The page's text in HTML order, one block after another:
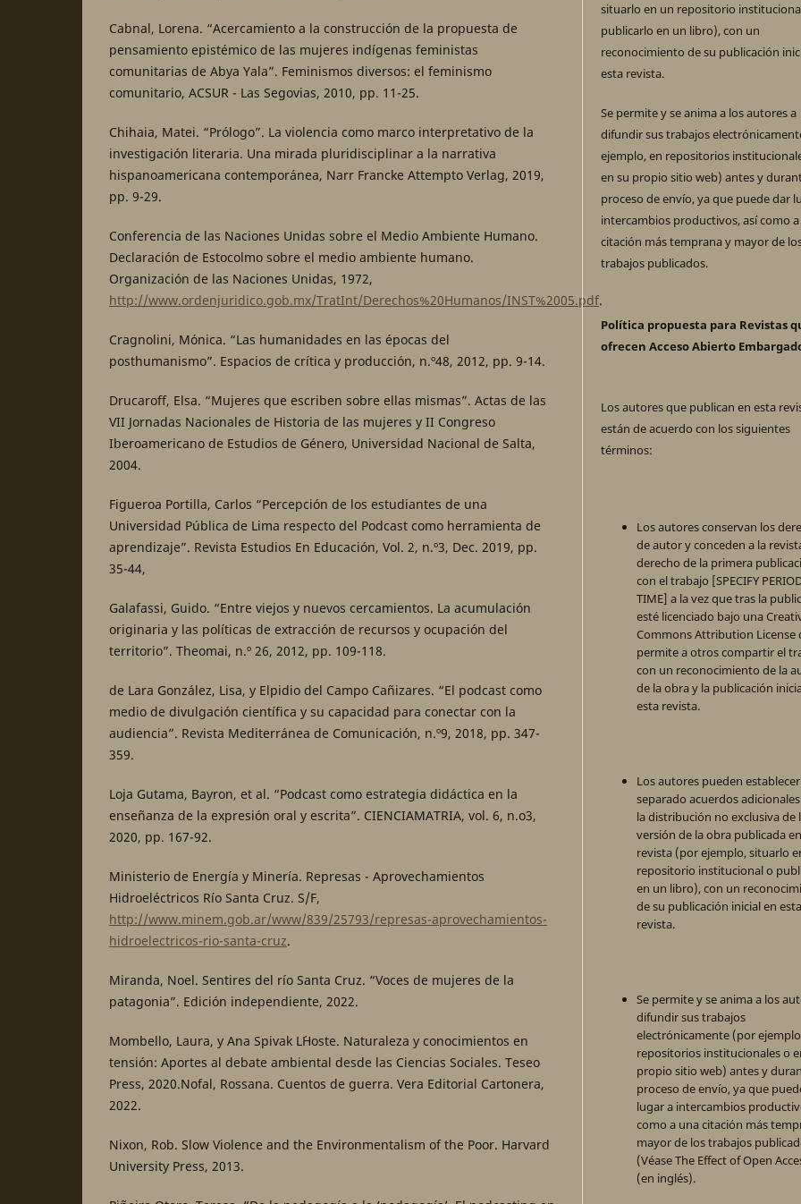
Cabnal, Lorena. “Acercamiento a la construcción de la propuesta de
pensamiento epistémico de las mujeres indígenas feministas
comunitarias de Abya Yala”. Feminismos diversos: el feminismo
comunitario, ACSUR - Las Segovias, 2010, pp. 11-25.
Chihaia, Matei. “Prólogo”. La violencia como marco interpretativo de la
investigación literaria. Una mirada pluridisciplinar a la narrativa
hispanoamericana contemporánea, Narr Francke Attempto Verlag, 2019,
pp. 9-29.
Conferencia de las Naciones Unidas sobre el Medio Ambiente Humano.
Declaración de Estocolmo sobre el medio ambiente humano.
Organización de las Naciones Unidas, 1972,
http://www.ordenjuridico.gob.mx/TratInt/Derechos%20Humanos/INST%2005.pdf.
Cragnolini, Mónica. “Las humanidades en las épocas del
posthumanismo”. Espacios de crítica y producción, n.º48, 2012, pp. 9-14.
Drucaroff, Elsa. “Mujeres que escriben sobre ellas mismas”. Actas de las
VII Jornadas Nacionales de Historia de las mujeres y II Congreso
Iberoamericano de Estudios de Género, Universidad Nacional de Salta,
2004.
Figueroa Portilla, Carlos “Percepción de los estudiantes de una
Universidad Pública de Lima respecto del Podcast como herramienta de
aprendizaje”. Revista Estudios En Educación, Vol. 2, n.º3, Dec. 2019, pp.
35-44,
Galafassi, Guido. “Entre viejos y nuevos cercamientos. La acumulación
originaria y las políticas de extracción de recursos y ocupación del
territorio”. Theomai, n.º 26, 2012, pp. 109-118.
de Lara González, Lisa, y Elpidio del Campo Cañizares. “El podcast como
medio de divulgación científica y su capacidad para conectar con la
audiencia”. Revista Mediterránea de Comunicación, n.º9, 2018, pp. 347-
359.
Loja Gutama, Bayron, et al. “Podcast como estrategia didáctica en la
enseñanza de la expresión oral y escrita”. CIENCIAMATRIA, vol. 6, n.o3,
2020, pp. 167-92.
Ministerio de Energía y Minería. Represas - Aprovechamientos
Hidroeléctricos Río Santa Cruz. S/F,
http://www.minem.gob.ar/www/839/25793/represas-aprovechamientos-
hidroelectricos-rio-santa-cruz.
Miranda, Noel. Sentires del río Santa Cruz. “Voces de mujeres de la
patagonia”. Edición independiente, 2022.
Mombello, Laura, y Ana Spivak L´Hoste. Naturaleza y conocimientos en
tensión: Aportes al debate ambiental desde las Ciencias Sociales. Teseo
Press, 2020.Nofal, Rossana. Cuentos de guerra. Vera Editorial Cartonera,
2022.
Nixon, Rob. Slow Violence and the Environmentalism of the Poor. Harvard
University Press, 2013.
situarlo en un repositorio
publicarlo en un libro), con un
reconocimiento de su publicación
esta revista.
Se permite y se anima a los autores a
difundir sus trabajos
ejemplo, en repositorios
en su propio sitio web) antes y
proceso de envío, ya que puede dar
intercambios productivos, así como
citación más temprana y mayor de
trabajos publicados.
Política propuesta para Revistas
ofrecen Acceso Abierto
Los autores que publican en esta
están de acuerdo con los siguientes
términos:
Los autores conservan los
de autor y conceden a la
derecho de la primera
con el trabajo [SPECIFY
TIME] a la vez que tras la
esté licenciado bajo una
Commons Attribution License
permite a otros compartir el
con un reconocimiento de la
de la obra y la publicación
esta revista.
Los autores pueden
separado acuerdos
la distribución no exclusiva de
versión de la obra publicada
revista (por ejemplo, situarlo
repositorio institucional o
en un libro), con un
de su publicación inicial en esta
revista.
Se permite y se anima a los
difundir sus trabajos
electrónicamente (por
repositorios institucionales o
propio sitio web) antes y
proceso de envío, ya que
lugar a intercambios
como a una citación más
mayor de los trabajos
(Véase The Effect of Open
(en inglés).